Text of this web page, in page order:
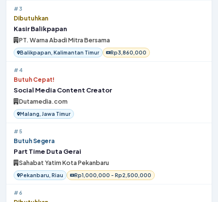
#3
Dibutuhkan
Kasir Balikpapan
PT. Warna Abadi Mitra Bersama
Balikpapan, Kalimantan Timur Rp3,860,000
#4
Butuh Cepat!
Social Media Content Creator
Dutamedia.com
Malang, Jawa Timur
#5
Butuh Segera
Part Time Duta Gerai
Sahabat Yatim Kota Pekanbaru
Pekanbaru, Riau Rp1,000,000 - Rp2,500,000
#6